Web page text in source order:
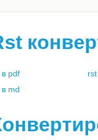
в pdf rst
в md